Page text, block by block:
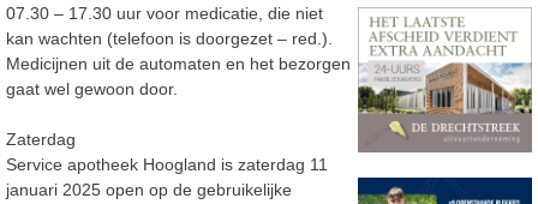
07.30 – 17.30 uur voor medicatie, die niet
kan wachten (telefoon is doorgezet – red.).
Medicijnen uit de automaten en het bezorgen
gaat wel gewoon door.
Zaterdag
Service apotheek Hoogland is zaterdag 11
januari 2025 open op de gebruikelijke